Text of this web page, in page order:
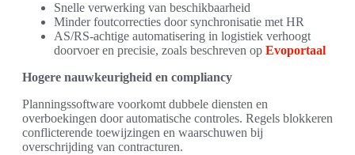
Snelle verwerking van beschikbaarheid
Minder foutcorrecties door synchronisatie met HR
AS/RS-achtige automatisering in logistiek verhoogt
doorvoer en precisie, zoals beschreven op Evoportaal
Hogere nauwkeurigheid en compliancy
Planningssoftware voorkomt dubbele diensten en
overboekingen door automatische controles. Regels blokkeren
conflicterende toewijzingen en waarschuwen bij
overschrijding van contracturen.